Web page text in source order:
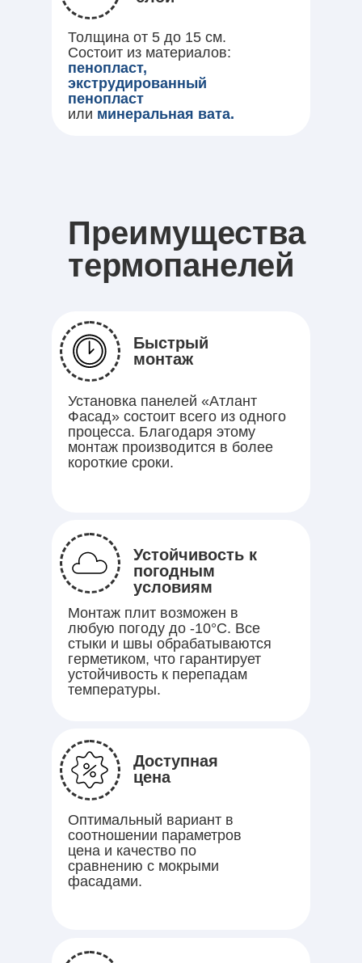
Толщина от 5 до 15 см.
Состоит из материалов:
пенопласт,
экструдированный
пенопласт
или минеральная вата.
Быстрый
монтаж
Установка панелей «Атлант
Фасад» состоит всего из одного
процесса. Благодаря этому
монтаж производится в более
короткие сроки.
Доступная
цена
Оптимальный вариант в
соотношении параметров
цена и качество по
сравнению с мокрыми
фасадами.
Устойчивость к
погодным
условиям
Монтаж плит возможен в
любую погоду до -10°C. Все
стыки и швы обрабатываются
герметиком, что гарантирует
устойчивость к перепадам
температуры.
Преимущества
термопанелей